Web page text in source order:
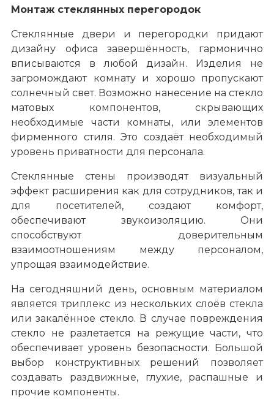
Монтаж стеклянных перегородок
Стеклянные двери и перегородки придают
дизайну офиса завершённость, гармонично
вписываются в любой дизайн. Изделия не
загромождают комнату и хорошо пропускают
солнечный свет. Возможно нанесение на стекло
матовых компонентов, скрывающих
необходимые части комнаты, или элементов
фирменного стиля. Это создаёт необходимый
уровень приватности для персонала.
Стеклянные стены производят визуальный
эффект расширения как для сотрудников, так и
для посетителей, создают комфорт,
обеспечивают звукоизоляцию. Они
способствуют доверительным
взаимоотношениям между персоналом,
упрощая взаимодействие.
На сегодняшний день, основным материалом
является триплекс из нескольких слоёв стекла
или закалённое стекло. В случае повреждения
стекло не разлетается на режущие части, что
обеспечивает уровень безопасности. Большой
выбор конструктивных решений позволяет
создавать раздвижные, глухие, распашные и
прочие компоненты.